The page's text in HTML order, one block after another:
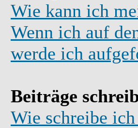
Wie kann ich
Wenn ich auf
werde ich
Beiträge
Wie schreibe